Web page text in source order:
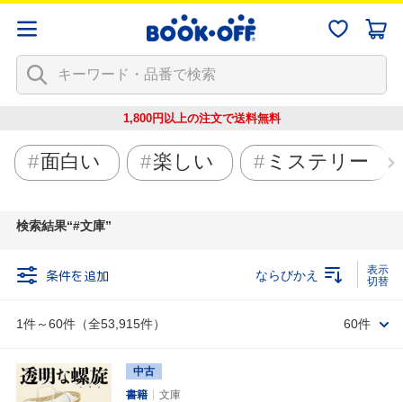
1,800円以上の注文で送料無料
面白い 楽しい ミステリー
検索結果 #文庫
条件を追加
1件～60件（全53,915件）
ならびかえ
60件
中古
書籍
文庫